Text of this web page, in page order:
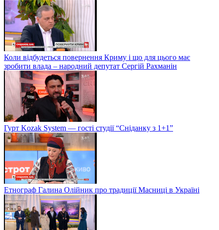
Коли відбудеться повернення Криму і що для цього має
зробити влада – народний депутат Сергій Рахманін
Гурт Kozak System — гості студії “Сніданку з 1+1”
Етнограф Галина Олійник про традиції Масниці в Україні